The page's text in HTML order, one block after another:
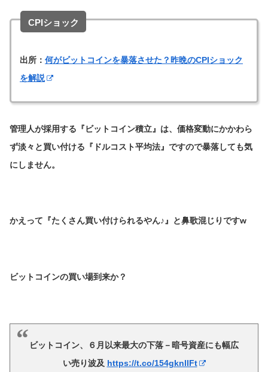
CPIショック
出所： 何がビットコインを暴落させた？昨晩のCPIショック
を解説
管理人が採用する『ビットコイン積立』は、価格変動にかかわら
ず淡々と買い付ける『ドルコスト平均法』ですので暴落しても気
にしません。
かえって『たくさん買い付けられるやん♪』と鼻歌混じりですw
ビットコインの買い場到来か？
ビットコイン、６月以来最大の下落－暗号資産にも幅広
い売り波及 https://t.co/154gknllFt